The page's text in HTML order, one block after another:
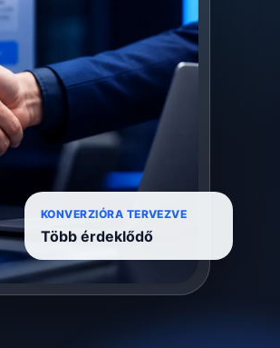
KONVERZIÓRA TERVEZVE
Több érdeklődő